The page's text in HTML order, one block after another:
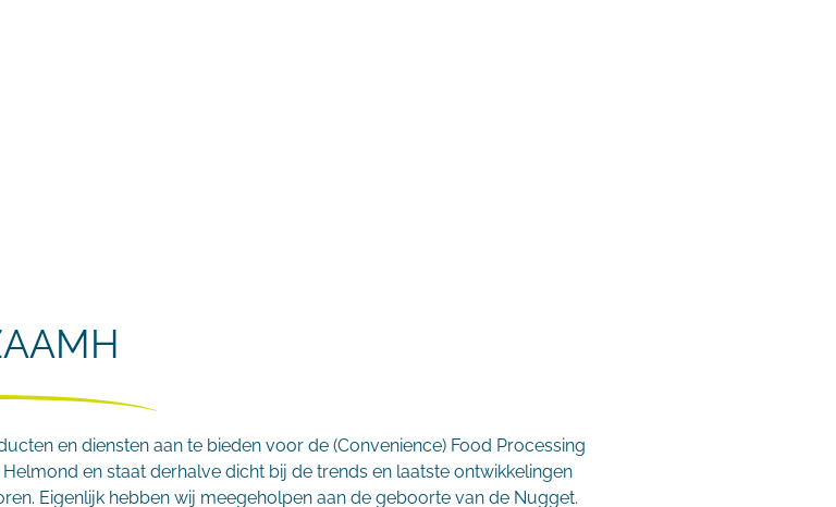
MHEI
en diensten aan te bieden voor de (Convenience) Food Processing
en staat derhalve dicht bij de trends en laatste ontwikkelingen
Eigenlijk hebben wij meegeholpen aan de geboorte van de Nugget.